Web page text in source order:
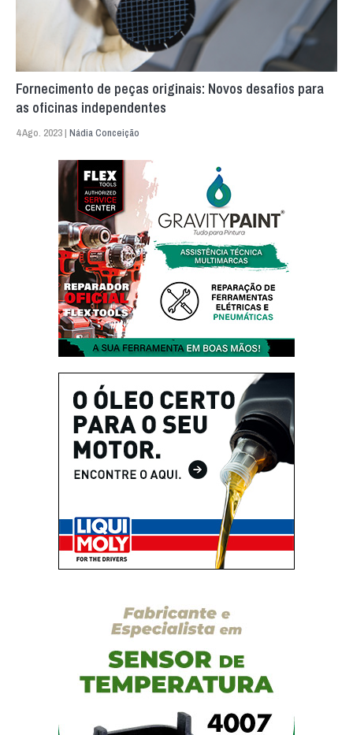
Fornecimento de peças originais: Novos desafios para
as oficinas independentes
4 Ago. 2023 | Nádia Conceição